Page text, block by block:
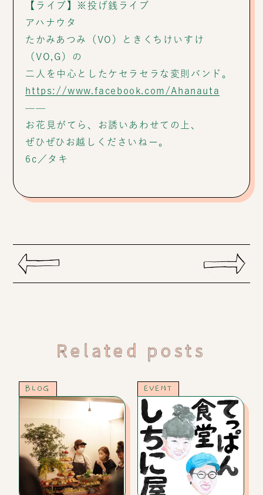
【ライブ】※投げ銭ライブ
アハナウタ
たかみあつみ（VO）ときくちけいすけ
（VO,G）の
二人を中心としたケセラセラな変則バンド。
https://www.facebook.com/Ahanauta
——
お花見がてら、お誘いあわせての上、
ぜひぜひお越しくださいねー。
6c／タキ
Related posts
BLOG EVENT